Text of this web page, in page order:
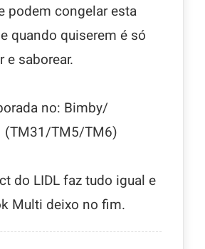
podem congelar esta
quando quiserem é só
e saborear.
no: Bimby/
(TM31/TM5/TM6)
do LIDL faz tudo igual e
Multi deixo no fim.